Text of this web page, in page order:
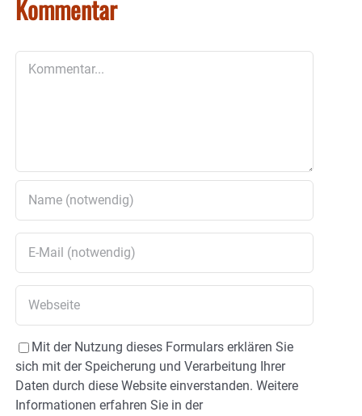
Kommentar
Mit der Nutzung dieses Formulars erklären Sie
sich mit der Speicherung und Verarbeitung Ihrer
Daten durch diese Website einverstanden. Weitere
Informationen erfahren Sie in der